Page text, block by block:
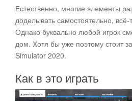
Естественно, многие элементы
доделывать самостоятельно,
Однако буквально любой игрок
дом. Хотя бы уже поэтому стоит
Simulator 2020.
Как в это играть